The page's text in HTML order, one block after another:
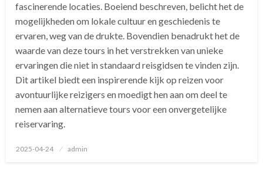
fascinerende locaties. Boeiend beschreven, belicht het de
mogelijkheden om lokale cultuur en geschiedenis te
ervaren, weg van de drukte. Bovendien benadrukt het de
waarde van deze tours in het verstrekken van unieke
ervaringen die niet in standaard reisgidsen te vinden zijn.
Dit artikel biedt een inspirerende kijk op reizen voor
avontuurlijke reizigers en moedigt hen aan om deel te
nemen aan alternatieve tours voor een onvergetelijke
reiservaring.
Geplaatst
2025-04-24 admin